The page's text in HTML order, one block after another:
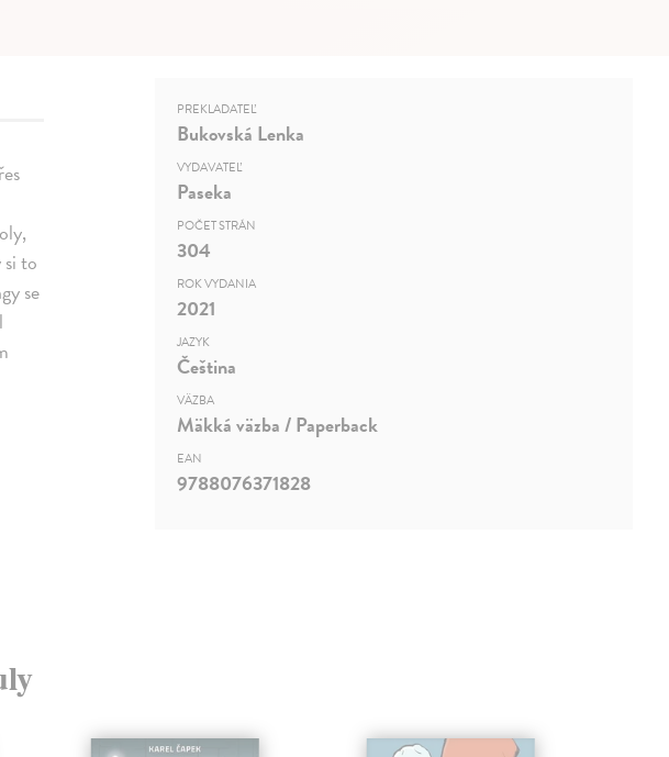
to
se
PREKLADATEĽ
Bukovská Lenka
VYDAVATEĽ
Paseka
POČET STRÁN
304
ROK VYDANIA
2021
JAZYK
Čeština
VÄZBA
Mäkká väzba / Paperback
EAN
9788076371828